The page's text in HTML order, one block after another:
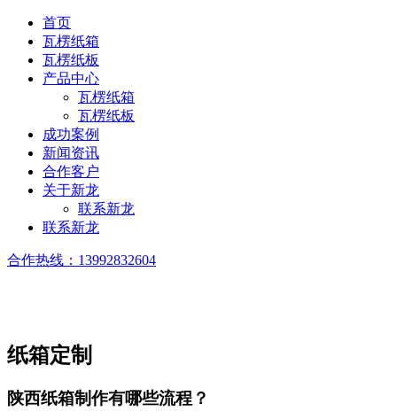
首页
瓦楞纸箱
瓦楞纸板
产品中心
瓦楞纸箱
瓦楞纸板
成功案例
新闻资讯
合作客户
关于新龙
联系新龙
联系新龙
合作热线： 13992832604
纸箱定制
陕西纸箱制作有哪些流程？